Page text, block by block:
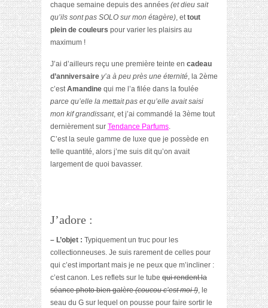
chaque semaine depuis des années (et dieu sait
qu’ils sont pas SOLO sur mon étagère), ettout
plein de couleurs pour varier les plaisirs au
maximum !
J’ai d’ailleurs reçu une première teinte en cadeau
d’anniversaire y’a à peu près une éternité, la 2ème
c’estAmandine qui me l’a filée dans la foulée
parce qu’elle la mettait pas et qu’elle avait saisi
mon kif grandissant, et j’ai commandé la 3ème tout
dernièrement sur Tendance Parfums.
C’est la seule gamme de luxe que je possède en
telle quantité, alors j’me suis dit qu’on avait
largement de quoi bavasser.
J’adore :
– L’objet : Typiquement un truc pour les
collectionneuses. Je suis rarement de celles pour
qui c’est important mais je ne peux que m’incliner :
c’est canon. Les reflets sur le tube qui rendent la
séance photo bien galère(coucou c’est moi !), le
seau du G sur lequel on pousse pour faire sortir le